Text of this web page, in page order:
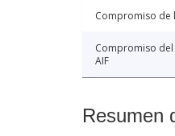
Compromiso de
Compromiso del
AIF
Resumen